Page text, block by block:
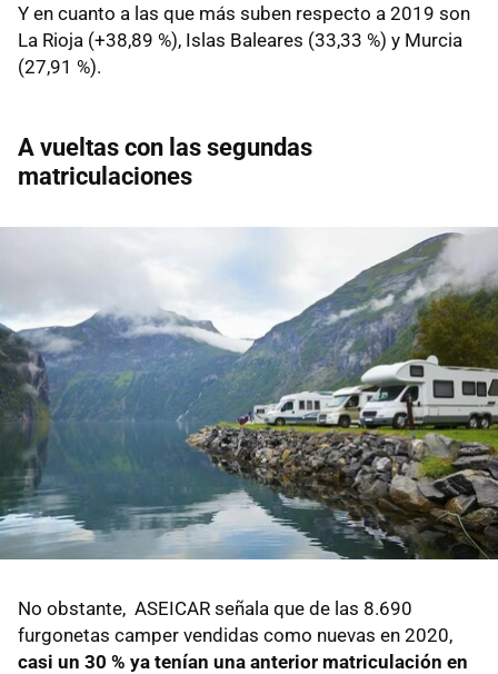
Y en cuanto a las que más suben respecto a 2019 son
La Rioja (+38,89 %), Islas Baleares (33,33 %) y Murcia
(27,91 %).
A vueltas con las segundas
matriculaciones
No obstante, ASEICAR señala que de las 8.690
furgonetas camper vendidas como nuevas en 2020,
casi un 30 % ya tenían una anterior matriculación en